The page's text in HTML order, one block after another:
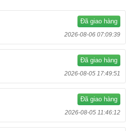
Đã giao hàng
2026-08-06 07:09:39
Đã giao hàng
2026-08-05 17:49:51
Đã giao hàng
2026-08-05 11:46:12